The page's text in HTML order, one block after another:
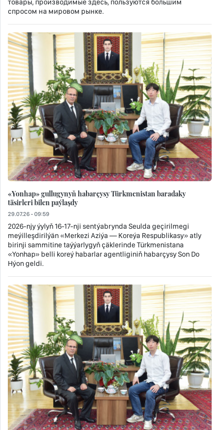
товары, производимые здесь, пользуются большим
спросом на мировом рынке.
«Yonhap» gullugynyň habarçysy Türkmenistan baradaky
täsirleri bilen paýlaşdy
29.07.26 - 09:59
2026-njy ýylyň 16-17-nji sentýabrynda Seulda geçirilmegi
meýilleşdirilýän «Merkezi Aziýa — Koreýa Respublikasy» atly
birinji sammitine taýýarlygyň çäklerinde Türkmenistana
«Yonhap» belli koreý habarlar agentliginiň habarçysy Son Dо
Hýon geldi.